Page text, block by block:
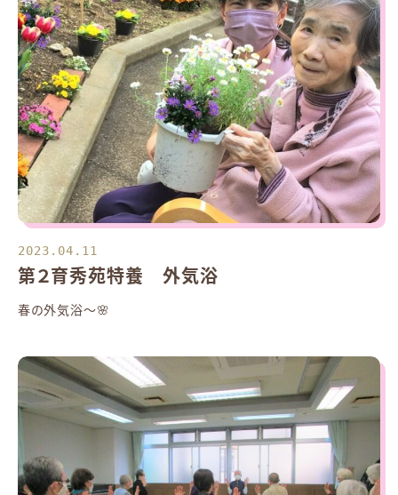
2023.04.11
第２育秀苑特養 外気浴
春の外気浴～🌸